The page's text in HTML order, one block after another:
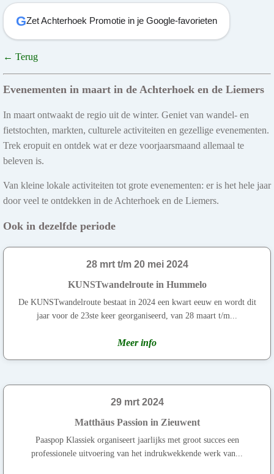
GZet Achterhoek Promotie in je Google-favorieten
← Terug
Evenementen in maart in de Achterhoek en de Liemers
In maart ontwaakt de regio uit de winter. Geniet van wandel- en
fietstochten, markten, culturele activiteiten en gezellige evenementen.
Trek eropuit en ontdek wat er deze voorjaarsmaand allemaal te
beleven is.
Van kleine lokale activiteiten tot grote evenementen: er is het hele jaar
door veel te ontdekken in de Achterhoek en de Liemers.
Ook in dezelfde periode
28 mrt t/m 20 mei 2024
KUNSTwandelroute in Hummelo
De KUNSTwandelroute bestaat in 2024 een kwart eeuw en wordt dit
jaar voor de 23ste keer georganiseerd, van 28 maart t/m...
Meer info
29 mrt 2024
Matthäus Passion in Zieuwent
Paaspop Klassiek organiseert jaarlijks met groot succes een
professionele uitvoering van het indrukwekkende werk van...